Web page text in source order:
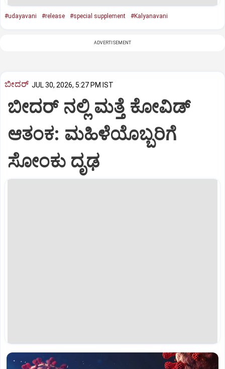
#udayavani #release #special supplement #Kalyanavani
ADVERTISEMENT
ಬೀದರ್ JUL 30, 2026, 5:27 PM IST
ಬೀದರ್ ನಲ್ಲಿ ಮತ್ತೆ ಕೋವಿಡ್‌
ಆತಂಕ: ಮಹಿಳೆಯೊಬ್ಬರಿಗೆ
ಸೋಂಕು ದೃಢ